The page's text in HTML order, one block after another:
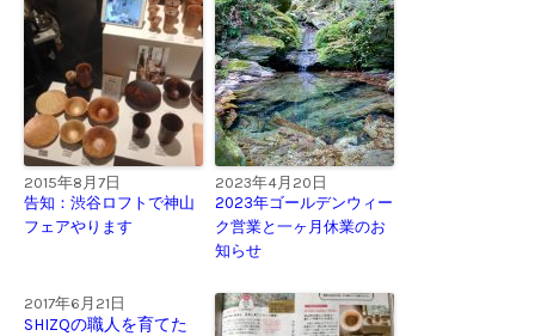
2015年8月7日
告知：渋谷ロフトで神山
フェアやります
2023年4月20日
2023年ゴールデンウィー
ク営業と一ヶ月休業のお
知らせ
2017年6月21日
SHIZQの職人を育てた